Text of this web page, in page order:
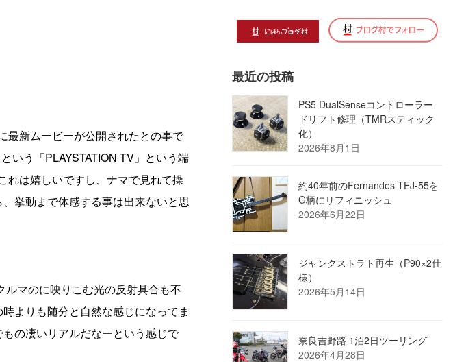
最新ムービーが公開されたとの事で
いう「PLAYSTATION TV」という端
れは嬉しいですし、ナマで見れて操
挙動まで体感する事は出来ないと思
マのに映りこむ光の反射具合も不
よりも随分と自然な感じになってま
の凄いリアルだなーという感じで
最近の投稿
PS5 DualSenseコントローラー
ドリフト修理（TMRスティック
化）
2026年8月1日
約40年前のFernandes TEJ-55を
G柄にリフィニッシュ
2026年6月22日
ジャンクストラト再生（P90×2仕
様）
2026年5月14日
奈良吉野路 1泊2日ツーリング
2026年4月28日